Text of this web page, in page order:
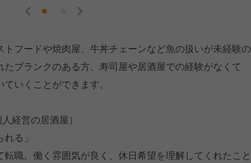
フードや焼肉屋、牛丼チェーンなど魚の扱いが未経験の
ブランクのある方、寿司屋や居酒屋での経験がなくて
いくことができます。
経営の居酒屋）
る」
職。働く雰囲気が良く、休日希望を理解してくれたこと